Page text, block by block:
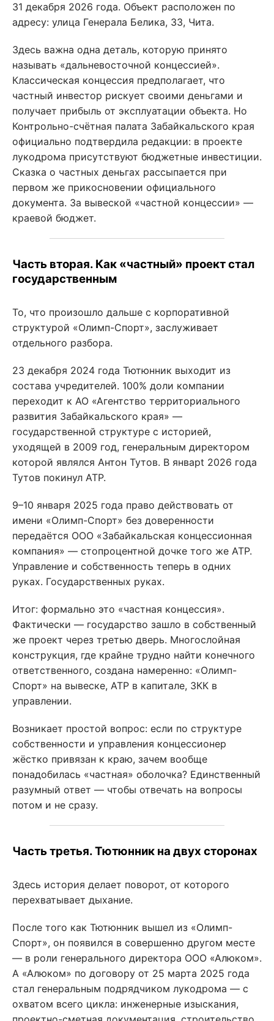
31 декабря 2026 года. Объект расположен по
адресу: улица Генерала Белика, 33, Чита.
Здесь важна одна деталь, которую принято
называть «дальневосточной концессией».
Классическая концессия предполагает, что
частный инвестор рискует своими деньгами и
получает прибыль от эксплуатации объекта. Но
Контрольно-счётная палата Забайкальского края
официально подтвердила редакции: в проекте
лукодрома присутствуют бюджетные инвестиции.
Сказка о частных деньгах рассыпается при
первом же прикосновении официального
документа. За вывеской «частной концессии» —
краевой бюджет.
Часть вторая. Как «частный» проект стал
государственным
То, что произошло дальше с корпоративной
структурой «Олимп-Спорт», заслуживает
отдельного разбора.
23 декабря 2024 года Тютюнник выходит из
состава учредителей. 100% доли компании
переходит к АО «Агентство территориального
развития Забайкальского края» —
государственной структуре с историей,
уходящей в 2009 год, генеральным директором
которой являлся Антон Тутов. В январt 2026 года
Тутов покинул АТР.
9–10 января 2025 года право действовать от
имени «Олимп-Спорт» без доверенности
передаётся ООО «Забайкальская концессионная
компания» — стопроцентной дочке того же АТР.
Управление и собственность теперь в одних
руках. Государственных руках.
Итог: формально это «частная концессия».
Фактически — государство зашло в собственный
же проект через третью дверь. Многослойная
конструкция, где крайне трудно найти конечного
ответственного, создана намеренно: «Олимп-
Спорт» на вывеске, АТР в капитале, ЗКК в
управлении.
Возникает простой вопрос: если по структуре
собственности и управления концессионер
жёстко привязан к краю, зачем вообще
понадобилась «частная» оболочка? Единственный
разумный ответ — чтобы отвечать на вопросы
потом и не сразу.
Часть третья. Тютюнник на двух сторонах
Здесь история делает поворот, от которого
перехватывает дыхание.
После того как Тютюнник вышел из «Олимп-
Спорт», он появился в совершенно другом месте
— в роли генерального директора ООО «Алюком».
А «Алюком» по договору от 25 марта 2025 года
стал генеральным подрядчиком лукодрома — с
охватом всего цикла: инженерные изыскания,